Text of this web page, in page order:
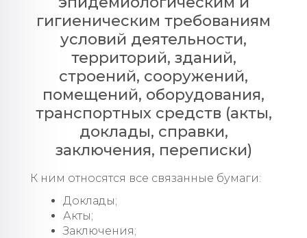
гигиеническим требованиям
условий деятельности,
территорий, зданий,
строений, сооружений,
помещений, оборудования,
транспортных средств (акты,
доклады, справки,
заключения, переписки)
К ним относятся все связанные бумаги:
Доклады;
Акты;
Заключения;